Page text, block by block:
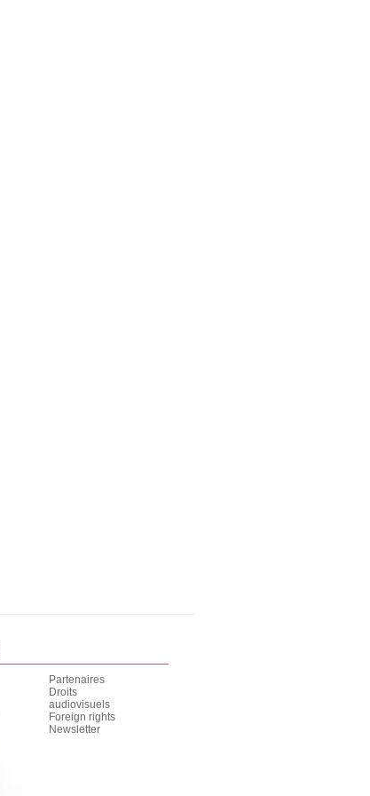
Partenaires
Droits
audiovisuels
Foreign rights
Newsletter